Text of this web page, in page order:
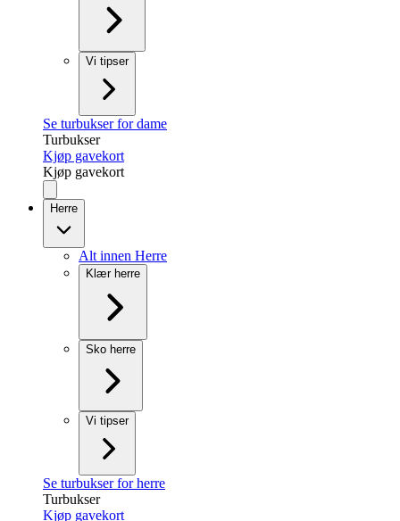
Vi tipser
Se turbukser for dame
Turbukser
Kjøp gavekort
Kjøp gavekort
Herre
Alt innen Herre
Klær herre
Sko herre
Vi tipser
Se turbukser for herre
Turbukser
Kjøp gavekort